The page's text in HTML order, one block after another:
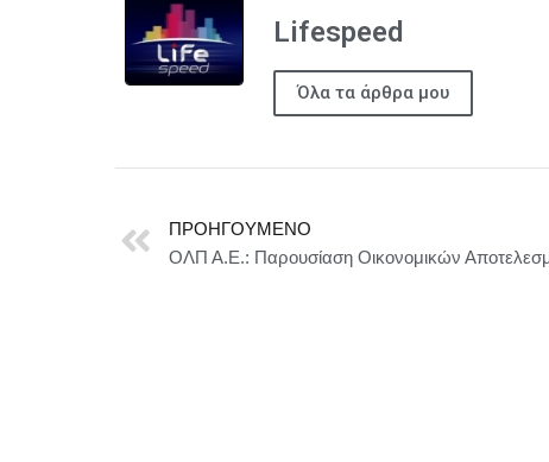
Lifespeed
Όλα τα άρθρα μου
ΠΡΟΗΓΟΎΜΕΝΟ